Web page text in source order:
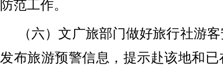
防范工作。
（六）文广旅部门做好旅行社游
发布旅游预警信息，提示赴该地和